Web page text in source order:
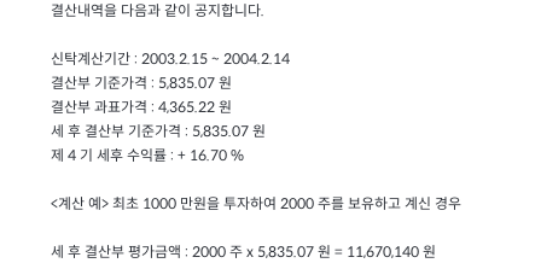
결산내역을 다음과 같이 공지합니다.
신탁계산기간 : 2003.2.15 ~ 2004.2.14
결산부 기준가격 : 5,835.07 원
결산부 과표가격 : 4,365.22 원
세 후 결산부 기준가격 : 5,835.07 원
제 4 기 세후 수익률 : + 16.70 %
<계산 예> 최초 1000 만원을 투자하여 2000 주를 보유하고 계신 경우
세 후 결산부 평가금액 : 2000 주 x 5,835.07 원 = 11,670,140 원